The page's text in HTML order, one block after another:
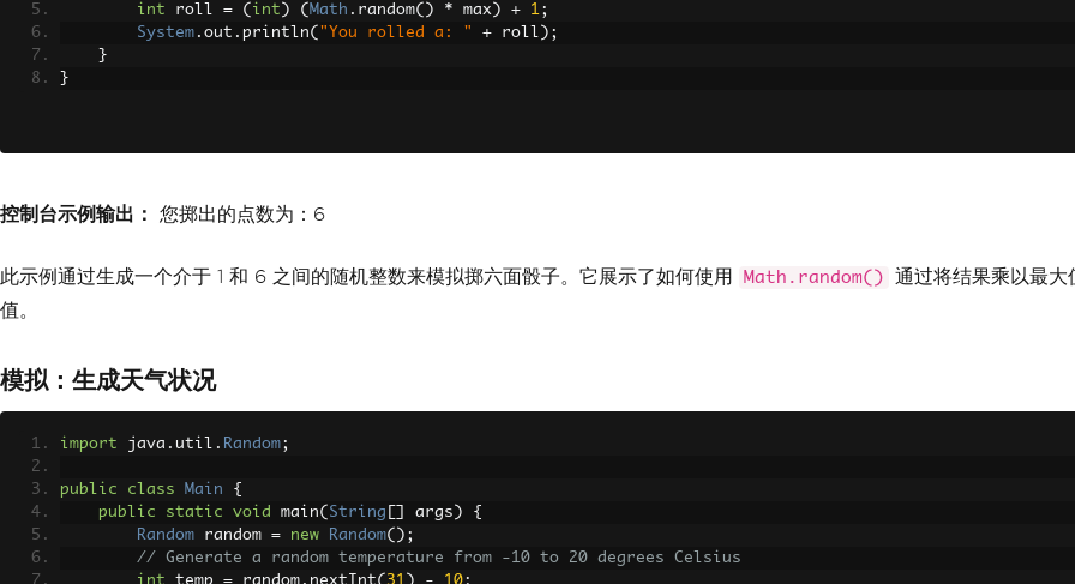
int roll = ( int ) ( Math . random() * max ) + 1;
System . out . println( "You rolled a: " + roll );
}
}
控制台示例输出： 您掷出的点数为：6
此示例通过生成一个介于 1 和 6 之间的随机整数来模拟掷六面骰子。它展示了如何使用 Math.random()
通过将结果乘以最
值。
模拟：生成天气状况
import java . util . Random;
public class Main
{
public
static void main( String args )
{
Random random = new Random();
// Generate a random temperature from -10 to 20 degrees Celsius